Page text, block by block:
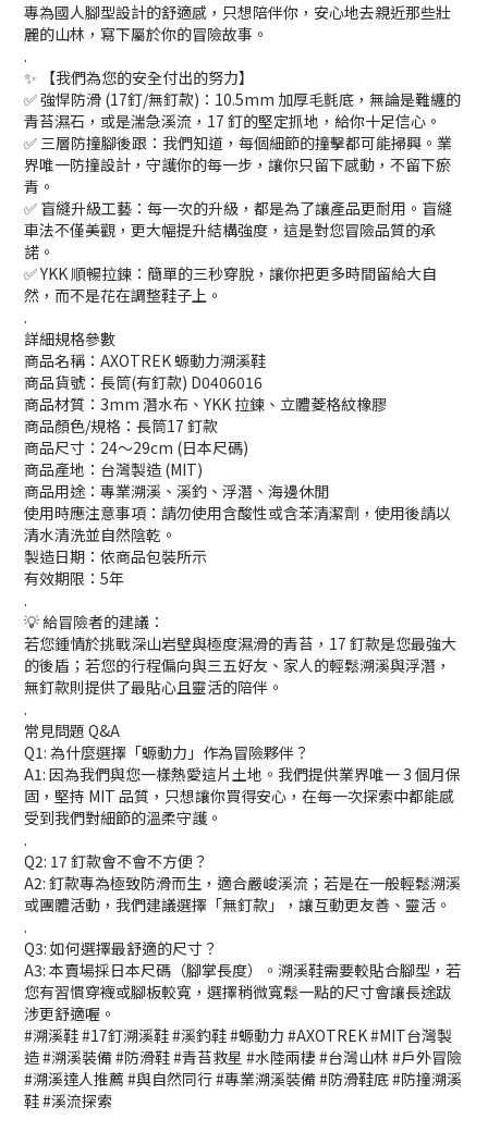
專為國人腳型設計的舒適感，只想陪伴你，安心地去親近那些壯
麗的山林，寫下屬於你的冒險故事。
.
✨ 【我們為您的安全付出的努力】
✅ 強悍防滑 (17釘/無釘款)：10.5mm 加厚毛氈底，無論是難纏的
青苔濕石，或是湍急溪流，17 釘的堅定抓地，給你十足信心。
✅ 三層防撞腳後跟：我們知道，每個細節的撞擊都可能掃興。業
界唯一防撞設計，守護你的每一步，讓你只留下感動，不留下瘀
青。
✅ 盲縫升級工藝：每一次的升級，都是為了讓產品更耐用。盲縫
車法不僅美觀，更大幅提升結構強度，這是對您冒險品質的承
諾。
✅ YKK 順暢拉鍊：簡單的三秒穿脫，讓你把更多時間留給大自
然，而不是花在調整鞋子上。
.
詳細規格參數
商品名稱：AXOTREK 螈動力溯溪鞋
商品貨號：長筒(有釘款) D0406016
商品材質：3mm 潛水布、YKK 拉鍊、立體菱格紋橡膠
商品顏色/規格：長筒17 釘款
商品尺寸：24～29cm (日本尺碼)
商品產地：台灣製造 (MIT)
商品用途：專業溯溪、溪釣、浮潛、海邊休閒
使用時應注意事項：請勿使用含酸性或含苯清潔劑，使用後請以
清水清洗並自然陰乾。
製造日期：依商品包裝所示
有效期限：5年
.
💡 給冒險者的建議：
若您鍾情於挑戰深山岩壁與極度濕滑的青苔，17 釘款是您最強大
的後盾；若您的行程偏向與三五好友、家人的輕鬆溯溪與浮潛，
無釘款則提供了最貼心且靈活的陪伴。
.
常見問題 Q&A
Q1: 為什麼選擇「螈動力」作為冒險夥伴？
A1: 因為我們與您一樣熱愛這片土地。我們提供業界唯一 3 個月保
固，堅持 MIT 品質，只想讓你買得安心，在每一次探索中都能感
受到我們對細節的溫柔守護。
.
Q2: 17 釘款會不會不方便？
A2: 釘款專為極致防滑而生，適合嚴峻溪流；若是在一般輕鬆溯溪
或團體活動，我們建議選擇「無釘款」，讓互動更友善、靈活。
.
Q3: 如何選擇最舒適的尺寸？
A3: 本賣場採日本尺碼（腳掌長度）。溯溪鞋需要較貼合腳型，若
您有習慣穿襪或腳板較寬，選擇稍微寬鬆一點的尺寸會讓長途跋
涉更舒適喔。
#溯溪鞋 #17釘溯溪鞋 #溪釣鞋 #螈動力 #AXOTREK #MIT台灣製
造 #溯溪裝備 #防滑鞋 #青苔救星 #水陸兩棲 #台灣山林 #戶外冒險
#溯溪達人推薦 #與自然同行 #專業溯溪裝備 #防滑鞋底 #防撞溯溪
鞋 #溪流探索